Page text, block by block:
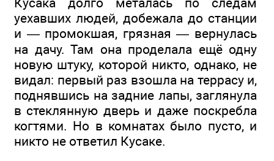
уехавших людей, добежала до станции
и — промокшая, грязная — вернулась
на дачу. Там она проделала ещё одну
новую штуку, которой никто, однако, не
видал: первый раз взошла на террасу и,
поднявшись на задние лапы, заглянула
в стеклянную дверь и даже поскребла
когтями. Но в комнатах было пусто, и
никто не ответил Кусаке.